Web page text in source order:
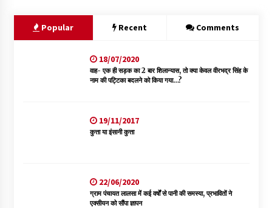
Popular Recent Comments
18/07/2020
वाह- एक ही सड़क का 2 बार शिलान्यास, तो क्या केवल वीरभद्र सिंह के
नाम की पट्टिका बदलने को किया गया…?
19/11/2017
कुत्ता या इंसानी कुत्ता
22/06/2020
ग्राम पंचायत लालसा में कई वर्षों से पानी की समस्या, प्रभावितों ने
एक्सीयन को सौंपा ज्ञापन